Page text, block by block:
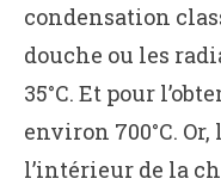
condensation
douche ou les
35°C. Et pour
environ 700°C.
l’intérieur de la